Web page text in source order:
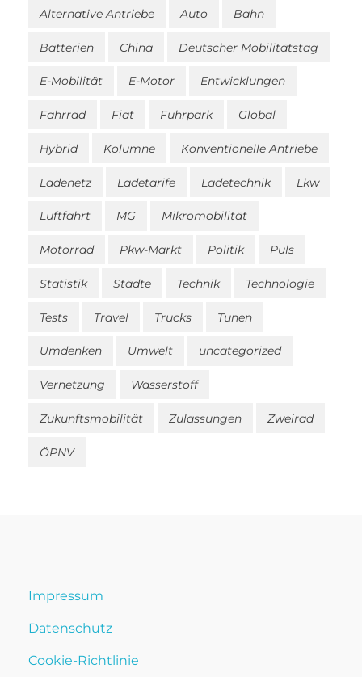
Alternative Antriebe Auto Bahn
Batterien China Deutscher Mobilitätstag
E-Mobilität E-Motor Entwicklungen
Fahrrad Fiat Fuhrpark Global
Hybrid Kolumne Konventionelle Antriebe
Ladenetz Ladetarife Ladetechnik Lkw
Luftfahrt MG Mikromobilität
Motorrad Pkw-Markt Politik Puls
Statistik Städte Technik Technologie
Tests Travel Trucks Tunen
Umdenken Umwelt uncategorized
Vernetzung Wasserstoff
Zukunftsmobilität Zulassungen Zweirad
ÖPNV
Impressum
Datenschutz
Cookie-Richtlinie